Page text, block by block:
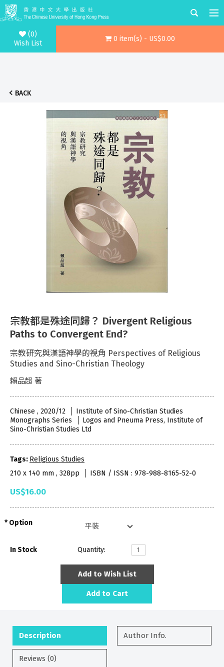
(0)
Wish List
0 item(s) - US$0.00
BACK
宗教都是殊途同歸？ Divergent Religious
Paths to Convergent End?
宗教研究與漢語神學的視角 Perspectives of Religious
Studies and Sino-Christian Theology
賴品超 著
Chinese , 2020/12
Institute of Sino-Christian Studies
Monographs Series
Logos and Pneuma Press, Institute of
Sino-Christian Studies Ltd
Tags: Religious Studies
210 x 140 mm , 328pp
ISBN / ISSN : 978-988-8165-52-0
US$16.00
Option
In Stock Quantity:
Add to Wish List
Add to Cart
Description Author Info.
Reviews (0)